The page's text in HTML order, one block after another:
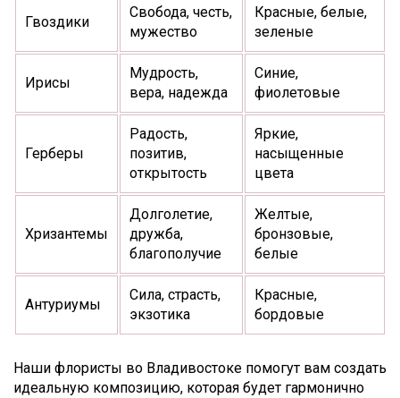
Гвоздики
Свобода, честь,
мужество
Красные, белые,
зеленые
Ирисы
Мудрость,
вера, надежда
Синие,
фиолетовые
Герберы
Радость,
позитив,
открытость
Яркие,
насыщенные
цвета
Хризантемы
Долголетие,
дружба,
благополучие
Желтые,
бронзовые,
белые
Антуриумы
Сила, страсть,
экзотика
Красные,
бордовые
Наши флористы во Владивостоке помогут вам создать
идеальную композицию, которая будет гармонично